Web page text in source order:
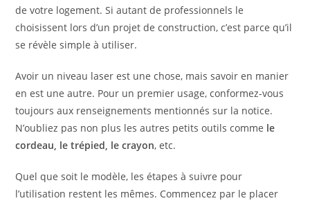
de votre logement. Si autant de professionnels le
choisissent lors d’un projet de construction, c’est parce qu’il
se révèle simple à utiliser.
Avoir un niveau laser est une chose, mais savoir en manier
en est une autre. Pour un premier usage, conformez-vous
toujours aux renseignements mentionnés sur la notice.
N’oubliez pas non plus les autres petits outils comme le
cordeau, le trépied, le crayon, etc.
Quel que soit le modèle, les étapes à suivre pour
l’utilisation restent les mêmes. Commencez par le placer